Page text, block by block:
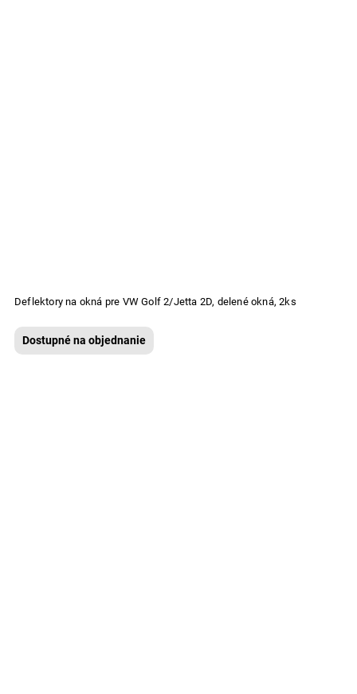
Deflektory na okná pre VW Golf 2/Jetta 2D, delené okná, 2ks
Dostupné na objednanie